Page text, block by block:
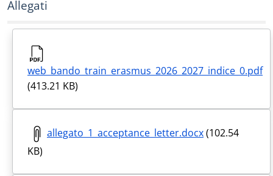
Allegati
web_bando_train_erasmus_2026_2027_indice_0.pdf
(413.21 KB)
allegato_1_acceptance_letter.docx(102.54
KB)